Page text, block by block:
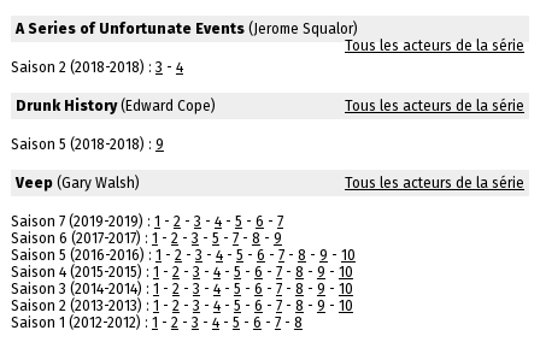
A Series of Unfortunate Events(Jerome Squalor)
Tous les acteurs de la série
Saison 2 (2018-2018) : 3 - 4
Drunk History(Edward Cope) Tous les acteurs de la série
Saison 5 (2018-2018) : 9
Veep(Gary Walsh) Tous les acteurs de la série
Saison 7 (2019-2019) : 1 - 2- 3 - 4- 5 - 6 - 7
Saison 6 (2017-2017) : 1 - 2- 3 - 5 - 7- 8 - 9
Saison 5 (2016-2016) : 1 - 2- 3 - 4- 5 - 6 - 7- 8 - 9 - 10
Saison 4 (2015-2015) : 1 - 2- 3 - 4- 5 - 6 - 7- 8 - 9 - 10
Saison 3 (2014-2014) : 1 - 2- 3 - 4- 5 - 6 - 7- 8 - 9 - 10
Saison 2 (2013-2013) : 1 - 2- 3 - 4- 5 - 6 - 7- 8 - 9 - 10
Saison 1 (2012-2012) : 1 - 2- 3 - 4- 5 - 6 - 7- 8